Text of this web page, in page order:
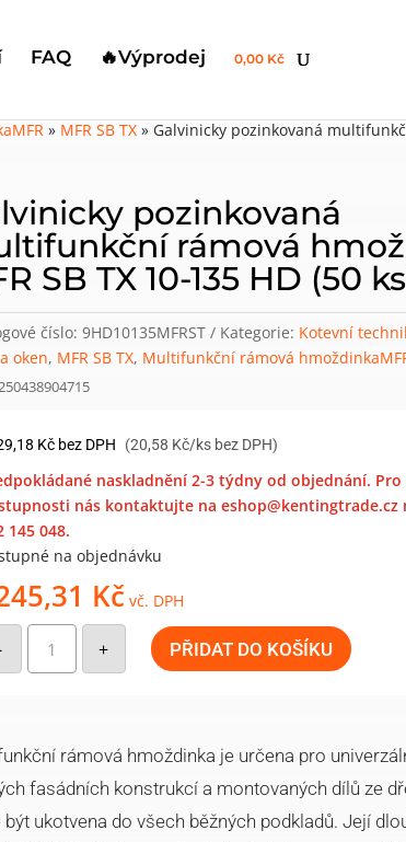
FAQ 🔥Výprodej 0,00 Kč
» MFR SB TX » Galvinicky pozinkovaná
pozinkovaná
rámová
SB TX 10-135 HD (50
číslo: 9HD10135MFRST Kategorie: Kotevní
oken, MFR SB TX, Multifunkční rámová
Kč bez DPH (20,58 Kč/ks bez DPH)
naskladnění 2-3 týdny od objednání. Pro
nás kontaktujte na eshop@kentingtrade.cz
145 048.
na objednávku
Kč vč. DPH
Galvinicky
pozinkovaná
multifunkční
rámová
10-
135
HD
(50
ks)
množství
+ PŘIDAT DO KOŠÍKU
rámová hmoždinka je určena pro
fasádních konstrukcí a montovaných dílů ze
být ukotvena do všech běžných podkladů. Její